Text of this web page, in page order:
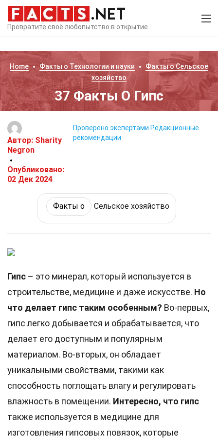
Превратите своё любопытство в открытие
Home Факты о Технологии и науки Факты оСельское
хозяйство
37 Факты О Гипс
Автор: Sharity
Negron
Опубликовано:
02 Дек 2024
Проверено экспертами Редакционные
рекомендации
Факты о Сельское хозяйство
Гипс – это минерал, который используется в
строительстве, медицине и даже искусстве. Но
что делает гипс таким особенным? Во-первых,
гипс легко добывается и обрабатывается, что
делает его доступным и популярным
материалом. Во-вторых, он обладает
уникальными свойствами, такими как
способность поглощать влагу и регулировать
влажность в помещении. Интересно, что гипс
также используется в медицине для
изготовления гипсовых повязок, которые